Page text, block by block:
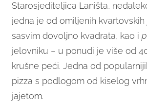
Starosjediteljica Laništa,
jedna je od omiljenih kvartovskih
sasvim dovoljno kvadrata, kao i
jelovniku – u ponudi je više od
krušne peći. Jedna od
pizza s podlogom od kiselog
jajetom.